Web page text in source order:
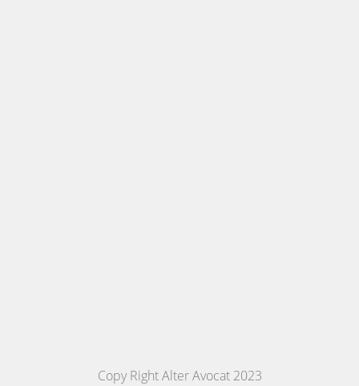
Copy Right Alter Avocat 2023